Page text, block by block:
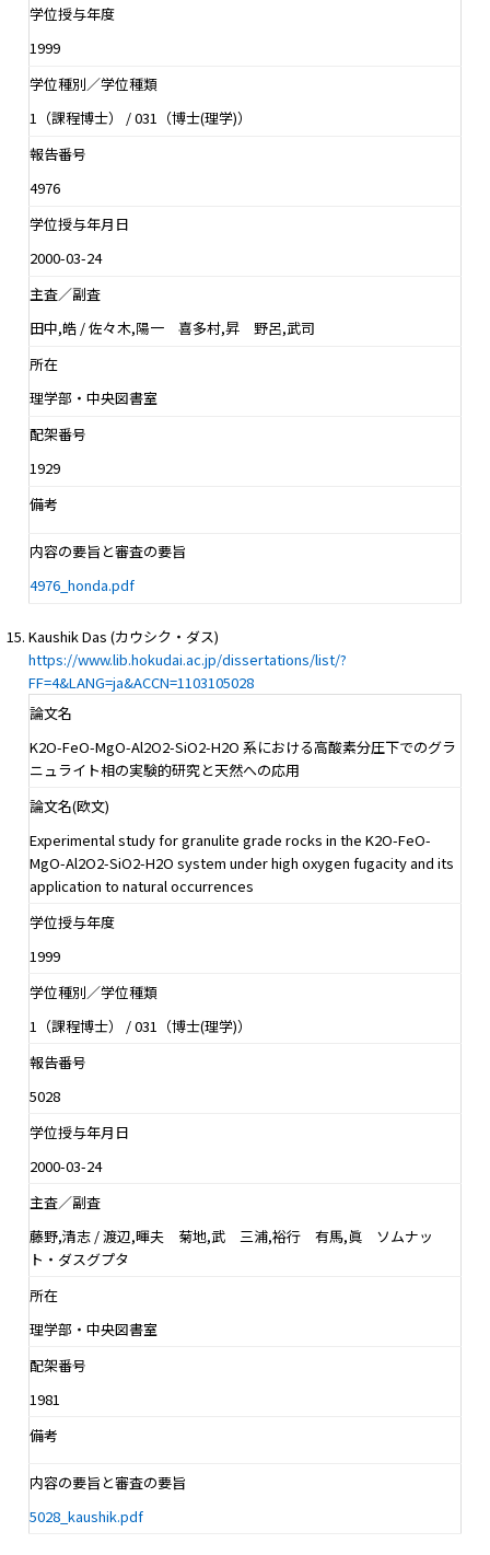
学位授与年度
1999
学位種別／学位種類
1（課程博士） / 031（博士(理学)）
報告番号
4976
学位授与年月日
2000-03-24
主査／副査
田中,皓 / 佐々木,陽一 喜多村,昇 野呂,武司
所在
理学部・中央図書室
配架番号
1929
備考
内容の要旨と審査の要旨
4976_honda.pdf
Kaushik Das (カウシク・ダス)
https://www.lib.hokudai.ac.jp/dissertations/list/?
FF=4&LANG=ja&ACCN=1103105028
論文名
K2O-FeO-MgO-Al2O2-SiO2-H2O 系における高酸素分圧下でのグラ
ニュライト相の実験的研究と天然への応用
論文名(欧文)
Experimental study for granulite grade rocks in the K2O-FeO-
MgO-Al2O2-SiO2-H2O system under high oxygen fugacity and its
application to natural occurrences
学位授与年度
1999
学位種別／学位種類
1（課程博士） / 031（博士(理学)）
報告番号
5028
学位授与年月日
2000-03-24
主査／副査
藤野,清志 / 渡辺,暉夫 菊地,武 三浦,裕行 有馬,眞 ソムナッ
ト・ダスグプタ
所在
理学部・中央図書室
配架番号
1981
備考
内容の要旨と審査の要旨
5028_kaushik.pdf